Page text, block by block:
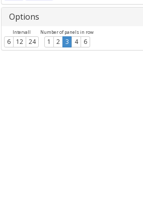
Options
Intervall
6 12 24
Number of panels in row
1 2 3 4 6